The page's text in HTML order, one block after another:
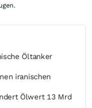
Öltanker
iranischen
Ölwert 13 Mrd